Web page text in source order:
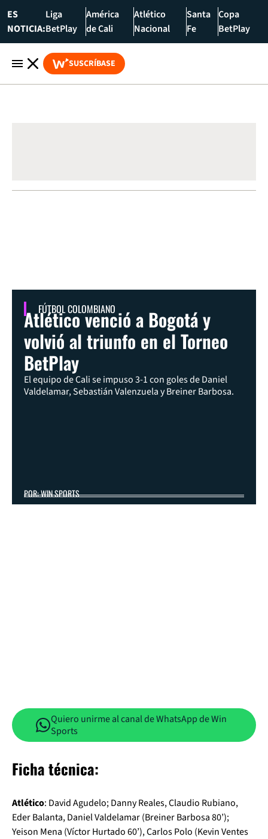
ES
NOTICIA:
Liga
BetPlay
América
de Cali
Atlético
Nacional
Santa
Fe
Copa
BetPlay
SUSCRÍBASE
FÚTBOL COLOMBIANO
Atlético venció a Bogotá y
volvió al triunfo en el Torneo
BetPlay
El equipo de Cali se impuso 3-1 con goles de Daniel
Valdelamar, Sebastián Valenzuela y Breiner Barbosa.
POR: WIN SPORTS
Quiero unirme al canal de WhatsApp de Win
Sports
Ficha técnica:
Atlético: David Agudelo; Danny Reales, Claudio Rubiano,
Eder Balanta, Daniel Valdelamar (Breiner Barbosa 80’);
Yeison Mena (Víctor Hurtado 60’), Carlos Polo (Kevin Ventes